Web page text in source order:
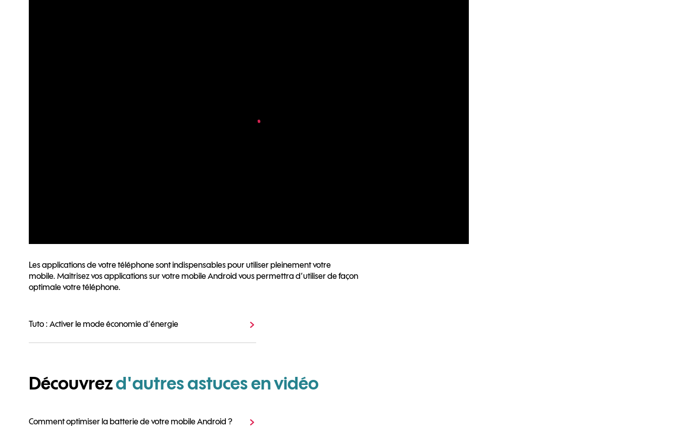
Les applications de votre téléphone sont indispensables pour utiliser pleinement votre
mobile. Maitrisez vos applications sur votre mobile Android vous permettra d’utiliser de façon
optimale votre téléphone.
Tuto : Activer le mode économie d’énergie
Découvrezd'autres astuces en vidéo
Comment optimiser la batterie de votre mobile Android ?